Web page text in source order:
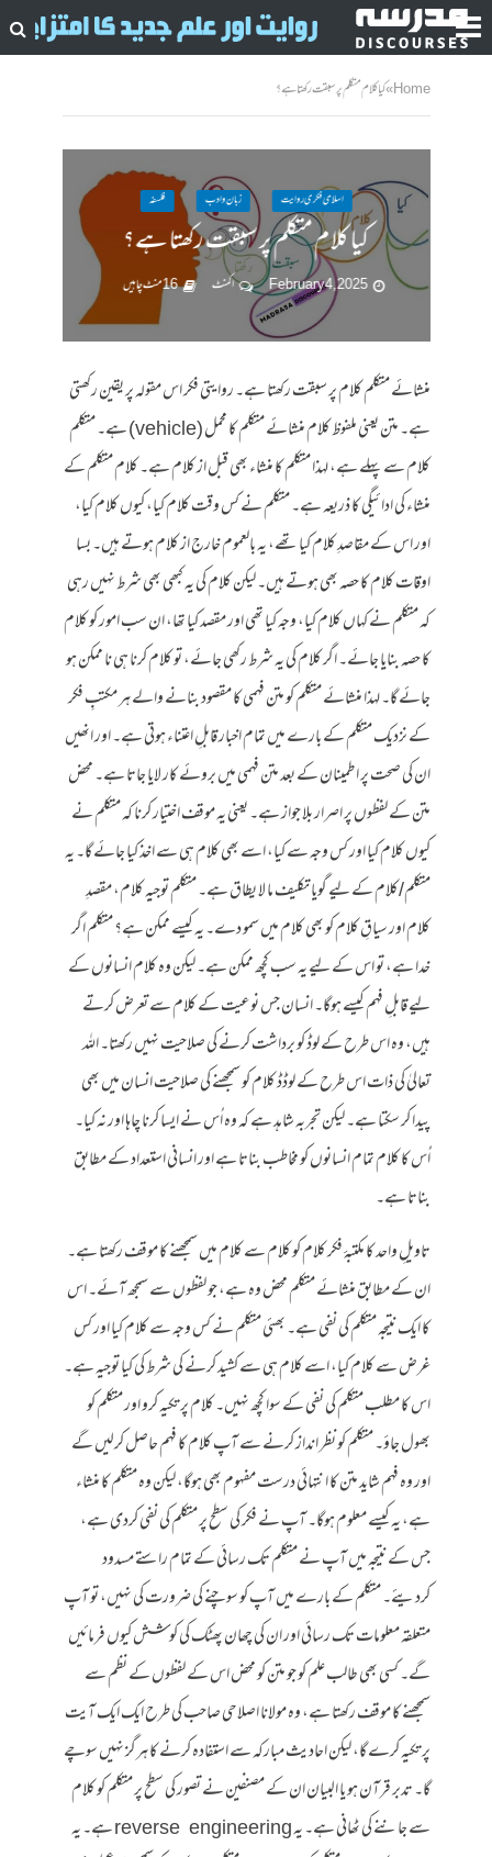
Home
»کیا کلام متکلم پر سبقت رکھتا ہے؟
اسلامی فکری روایت زبان وادب فلسفہ
کیا کلام متکلم پر سبقت رکھتا ہے؟
February 4, 2025 ا کمنٹ 16 منٹ چاہیں
منشائے متکلم کلام پر سبقت رکھتا ہے۔ روایتی فکر اس مقولہ پر یقین رکھتی
ہے۔ متن یعنی ملفوظ کلام منشائے متکلم کا محمل (vehicle) ہے۔ متکلم
کلام سے پہلے ہے، لہذا متکلم کا منشاء بھی قبل از کلام ہے۔ کلام متکلم کے
منشاء کی ادائیگی کا ذریعہ ہے۔ متکلم نے کس وقت کلام کیا، کیوں کلام کیا،
اور اس کے مقاصدِ کلام کیا تھے، یہ بالعموم خارج از کلام ہوتے ہیں۔ بسا
اوقات کلام کا حصہ بھی ہوتے ہیں۔ لیکن کلام کی یہ کبھی بھی شرط نہیں رہی
کہ متکلم نے کہاں کلام کیا، وجہ کیا تھی اور مقصد کیا تھا، ان سب امور کو کلام
کا حصہ بنایا جائے۔ اگر کلام کی یہ شرط رکھی جائے، تو کلام کرنا ہی نا ممکن ہو
جائے گا۔ لہذا منشائے متکلم کو متن فہمی کا مقصود بنانے والے ہر مکتبِ فکر
کے نزدیک متکلم کے بارے میں تمام اخبار قابلِ اعتناء ہوتی ہے۔ اور انھیں
ان کی صحت پر اطمینان کے بعد متن فہمی میں بروئے کار لایا جاتا ہے۔ محض
متن کے لفظوں پر اصرار بلا جواز ہے۔ یعنی یہ موقف اختیار کرنا کہ متکلم نے
کیوں کلام کیا اور کس وجہ سے کیا، اسے بھی کلام ہی سے اخذ کیا جائے گا۔ یہ
متکلم/کلام کے لیے گویا تکلیف ما لا یطاق ہے۔ متکلم توجیہِ کلام، مقصدِ
کلام اور سیاقِ کلام کو بھی کلام میں سمو دے۔ یہ کیسے ممکن ہے؟ متکلم اگر
خدا ہے، تو اس کے لیے یہ سب کچھ ممکن ہے۔ لیکن وہ کلام انسانوں کے
لیے قابلِ فہم کیسے ہوگا۔ انسان جس نوعیت کے کلام سے تعرض کرتے
ہیں، وہ اس طرح کے لوڈ کو برداشت کرنے کی صلاحیت نہیں رکھتا۔ اللہ
تعالیٰ کی ذات اس طرح کے لوڈڈ کلام کو سمجھنے کی صلاحیت انسان میں بھی
پیدا کر سکتا ہے۔ لیکن تجربہ شاہد ہے کہ وہ اُس نے ایسا کرنا چاہا اور نہ کیا۔
اُس کا کلام تمام انسانوں کو مخاطب بناتا ہے اور انسانی استعداد کے مطابق
بناتا ہے۔
تاویلِ واحد کا مکتبۂ فکر کلام کو کلام سے کلام میں سمجھنے کا موقف رکھتا ہے۔
ان کے مطابق منشائے متکلم محض وہ ہے، جو لفظوں سے سمجھ آئے۔ اس
کا ایک نتیجہ متکلم کی نفی ہے۔ بھئی متکلم نے کس وجہ سے کلام کیا اور کس
غرض سے کلام کیا، اسے کلام ہی سے کشید کرنے کی شرط کی کیا توجیہ ہے۔
اس کا مطلب متکلم کی نفی کے سوا کچھ نہیں۔ کلام پر تکیہ کرو اور متکلم کو
بھول جاؤ۔ متکلم کو نظر انداز کرنے سے آپ کلام کا فہم حاصل کرلیں گے
اور وہ فہم شاید متن کا انتہائی درست مفہوم بھی ہوگا، لیکن وہ متکلم کا منشاء
ہے، یہ کیسے معلوم ہوگا۔ آپ نے فکر کی سطح پر متکلم کی نفی کردی ہے،
جس کے نتیجہ میں آپ نے متکلم تک رسائی کے تمام راستے مسدود
کردیئے۔ متکلم کے بارے میں آپ کو سوچنے کی ضرورت کی نہیں، تو آپ
متعلقہ معلومات تک رسائی اور ان کی چھان پھٹک کی کوشش کیوں فرمائیں
گے۔ کسی بھی طالب علم کو جو متن کو محض اس کے لفظوں کے نظم سے
سمجھنے کا موقف رکھتا ہے، وہ مولانا اصلاحی صاحب کی طرح ایک ایک آیت
پر تکیہ کرے گا، لیکن احادیث مبارکہ سے استفادہ کرنے کا ہرگز نہیں سوچے
گا۔ تدبر قرآن ہو یا البیان ان کے مصنفین نے تصور کی سطح پر متکلم کو کلام
سے جاننے کی ٹھانی ہے۔ یہ reverse engineering ہے۔ یہ